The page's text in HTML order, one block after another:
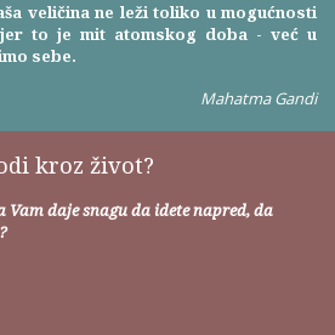
veličina ne leži toliko u mogućnosti
to je mit atomskog doba - već u
sebe.
Mahatma Gandi
kroz život?
Vam daje snagu da idete napred, da